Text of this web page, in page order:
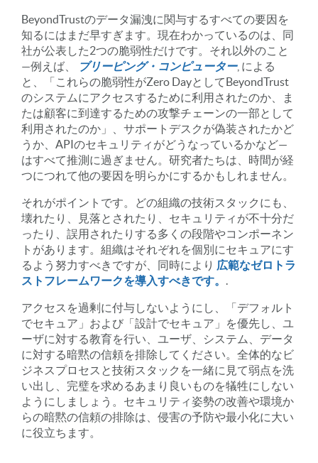
BeyondTrustのデータ漏洩に関与するすべての要因を
知るにはまだ早すぎます。現在わかっているのは、同
社が公表した2つの脆弱性だけです。それ以外のこと
—例えば、
ブリーピング・コンピューター, による
と、「これらの脆弱性がZero DayとしてBeyondTrust
のシステムにアクセスするために利用されたのか、ま
たは顧客に到達するための攻撃チェーンの一部として
利用されたのか」、サポートデスクが偽装されたかど
うか、APIのセキュリティがどうなっているかなど—
はすべて推測に過ぎません。研究者たちは、時間が経
つにつれて他の要因を明らかにするかもしれません。
それがポイントです。どの組織の技術スタックにも、
壊れたり、見落とされたり、セキュリティが不十分だ
ったり、誤用されたりする多くの段階やコンポーネン
トがあります。組織はそれぞれを個別にセキュアにす
るよう努力すべきですが、同時により 広範なゼロトラ
ストフレームワークを導入すべきです。
アクセスを過剰に付与しないようにし、「デフォルト
でセキュア」および「設計でセキュア」を優先し、ユ
ーザに対する教育を行い、ユーザ、システム、データ
に対する暗黙の信頼を排除してください。全体的なビ
ジネスプロセスと技術スタックを一緒に見て弱点を洗
い出し、完璧を求めるあまり良いものを犠牲にしない
ようにしましょう。セキュリティ姿勢の改善や環境か
らの暗黙の信頼の排除は、侵害の予防や最小化に大い
に役立ちます。